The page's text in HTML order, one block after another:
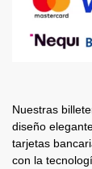
Nuestras
diseño
tarjetas
con la